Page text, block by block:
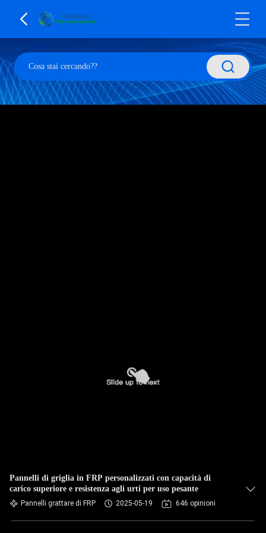
Pannelli di griglia in FRP personalizzati con capacità di
carico superiore e resistenza agli urti per uso pesante
Pannelli grattare di FRP 2025-05-19 646 opinioni